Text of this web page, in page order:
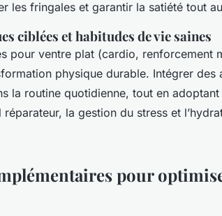
les fringales et garantir la satiété tout
ciblées et habitudes de vie saines
pour ventre plat (cardio, renforcement
physique durable. Intégrer des
la routine quotidienne, tout en
la gestion du stress et
pour